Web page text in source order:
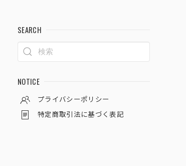
SEARCH
NOTICE
プライバシーポリシー
特定商取引法に基づく表記